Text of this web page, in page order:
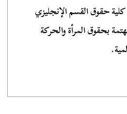
حقوق القسم الإنجليزي
بحقوق المرأة والحركة